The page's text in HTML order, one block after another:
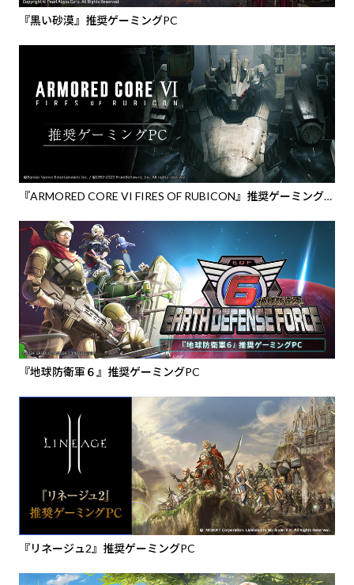
『黒い砂漠』推奨ゲーミングPC
『ARMORED CORE VI FIRES OF RUBICON』推奨ゲーミング
『地球防衛軍６』推奨ゲーミングPC
『リネージュ2』推奨ゲーミングPC